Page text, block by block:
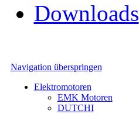
Downloads
Navigation überspringen
Elektromotoren
EMK Motoren
DUTCHI